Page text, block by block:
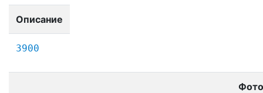
Описание
3900
Фото